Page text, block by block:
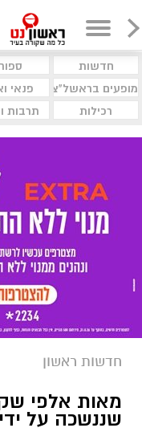
חדשות
מופעים בראשל"צ
פנאי
רכילות
תרבות
חדשות ראשון
מאות אלפי
שננשכה על